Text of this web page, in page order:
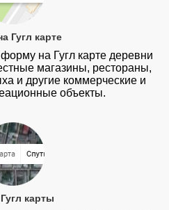
Гугл карте
на Гугл карте деревни
магазины, рестораны,
и другие коммерческие и
объекты.
карты